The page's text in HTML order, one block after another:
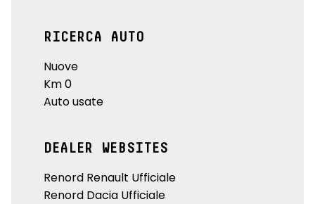
RICERCA AUTO
Nuove
Km 0
Auto usate
DEALER WEBSITES
Renord Renault Ufficiale
Renord Dacia Ufficiale